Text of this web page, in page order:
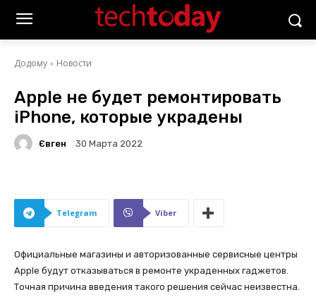
Додому Новости
Apple не будет ремонтировать
iPhone, которые украдены
Євген 30 Марта 2022
Telegram Viber
Официальные магазины и авторизованные сервисные центры
Apple будут отказываться в ремонте украденных гаджетов.
Точная причина введения такого решения сейчас неизвестна.